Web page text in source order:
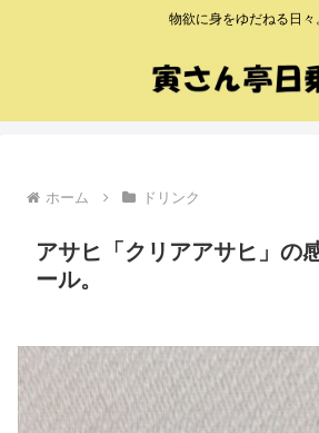
物欲に身をゆだねる日々
ホーム ドリンク
アサヒ「クリアアサヒ」の
ール。